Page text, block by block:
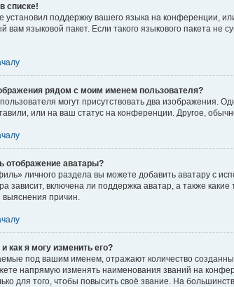
списке!
установил поддержку вашего языка на конференции,
вам языковой пакет. Если такого языкового пакета
рядом с моим именем пользователя?
могут присутствовать два изображения.
или на ваш статус на конференции. Другое,
отображение аватары?
личного раздела вы можете добавить аватару с
зависит, включена ли поддержка аватар, а также
причин.
как я могу изменить его?
под вашим именем, отражают количество
напрямую изменять наименования званий на
для того, чтобы повысить своё звание. На